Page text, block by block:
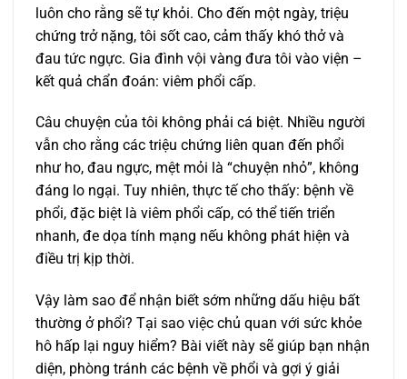
luôn cho rằng sẽ tự khỏi. Cho đến một ngày, triệu
chứng trở nặng, tôi sốt cao, cảm thấy khó thở và
đau tức ngực. Gia đình vội vàng đưa tôi vào viện –
kết quả chẩn đoán: viêm phổi cấp.
Câu chuyện của tôi không phải cá biệt. Nhiều người
vẫn cho rằng các triệu chứng liên quan đến phổi
như ho, đau ngực, mệt mỏi là “chuyện nhỏ”, không
đáng lo ngại. Tuy nhiên, thực tế cho thấy: bệnh về
phổi, đặc biệt là viêm phổi cấp, có thể tiến triển
nhanh, đe dọa tính mạng nếu không phát hiện và
điều trị kịp thời.
Vậy làm sao để nhận biết sớm những dấu hiệu bất
thường ở phổi? Tại sao việc chủ quan với sức khỏe
hô hấp lại nguy hiểm? Bài viết này sẽ giúp bạn nhận
diện, phòng tránh các bệnh về phổi và gợi ý giải